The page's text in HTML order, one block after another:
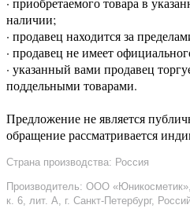
наличии;
· продавец находится за
· продавец не имеет
· указанный вами продавец
поддельными товарами.
Предложение не является
обращение рассматривается
Страна производства: Россия
Производитель: ООО
к. 6, лит. А, г. Санкт-Петербург,